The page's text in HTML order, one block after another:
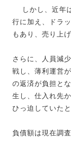
しかし、近年
行に加え、ドラ
もあり、売り上
さらに、人員減
戦し、薄利運営
の返済が負担と
生し、仕入れ先
ひっ迫していた
負債額は現在調査